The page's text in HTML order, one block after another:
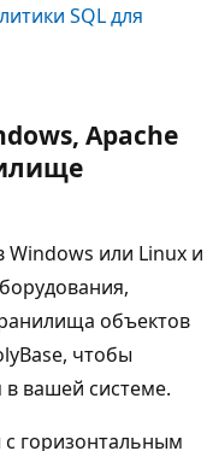
SQL для
Apache
Windows или Linux и
объектов
чтобы
вашей системе.
горизонтальным